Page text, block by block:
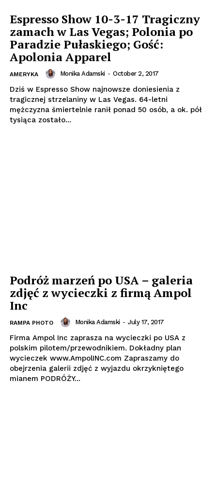
Espresso Show 10-3-17 Tragiczny
zamach w Las Vegas; Polonia po
Paradzie Pułaskiego; Gość:
Apolonia Apparel
AMERYKA Monika Adamski - October 2, 2017
Dziś w Espresso Show najnowsze doniesienia z
tragicznej strzelaniny w Las Vegas. 64-letni
mężczyzna śmiertelnie ranił ponad 50 osób, a ok. pół
tysiąca zostało...
Podróż marzeń po USA – galeria
zdjęć z wycieczki z firmą Ampol
Inc
RAMPA PHOTO Monika Adamski - July 17, 2017
Firma Ampol Inc zaprasza na wycieczki po USA z
polskim pilotem/przewodnikiem. Dokładny plan
wycieczek www.AmpolINC.com Zapraszamy do
obejrzenia galerii zdjęć z wyjazdu okrzykniętego
mianem PODRÓŻY...